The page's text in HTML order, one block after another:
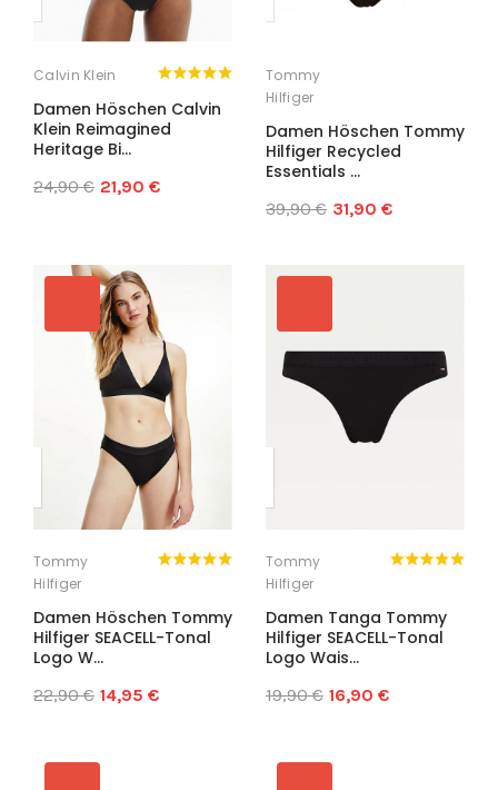
Calvin Klein
Damen Höschen Calvin
Klein Reimagined
Heritage Bi...
24,90 € 21,90 €
Tommy
Hilfiger
Damen Höschen Tommy
Hilfiger Recycled
Essentials ...
39,90 € 31,90 €
Tommy
Hilfiger
Damen Höschen Tommy
Hilfiger SEACELL-Tonal
Logo W...
22,90 € 14,95 €
Tommy
Hilfiger
Damen Tanga Tommy
Hilfiger SEACELL-Tonal
Logo Wais...
19,90 € 16,90 €